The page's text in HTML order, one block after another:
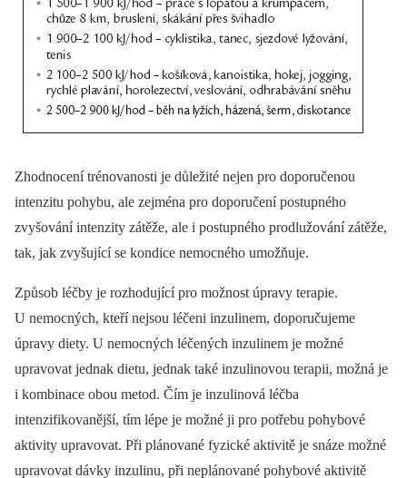
Zhodnocení trénovanosti je důležité nejen pro doporučenou
intenzitu pohybu, ale zejména pro doporučení postupného
zvyšování intenzity zátěže, ale i postupného prodlužování zátěže,
tak, jak zvyšující se kondice nemocného umožňuje.
Způsob léčby je rozhodující pro možnost úpravy terapie.
U nemocných, kteří nejsou léčeni inzulinem, doporučujeme
úpravy diety. U nemocných léčených inzulinem je možné
upravovat jednak dietu, jednak také inzulinovou terapii, možná je
i kombinace obou metod. Čím je inzulinová léčba
intenzifikovanější, tím lépe je možné ji pro potřebu pohybové
aktivity upravovat. Při plánované fyzické aktivitě je snáze možné
upravovat dávky inzulinu, při neplánované pohybové aktivitě